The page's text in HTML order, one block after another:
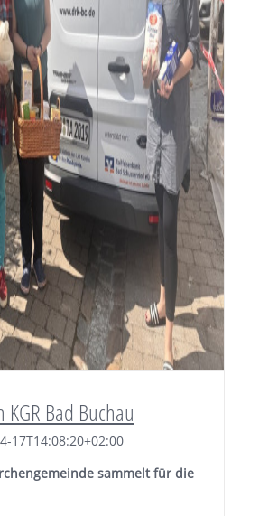
KGR Bad Buchau
17T14:08:20+02:00
sammelt für die